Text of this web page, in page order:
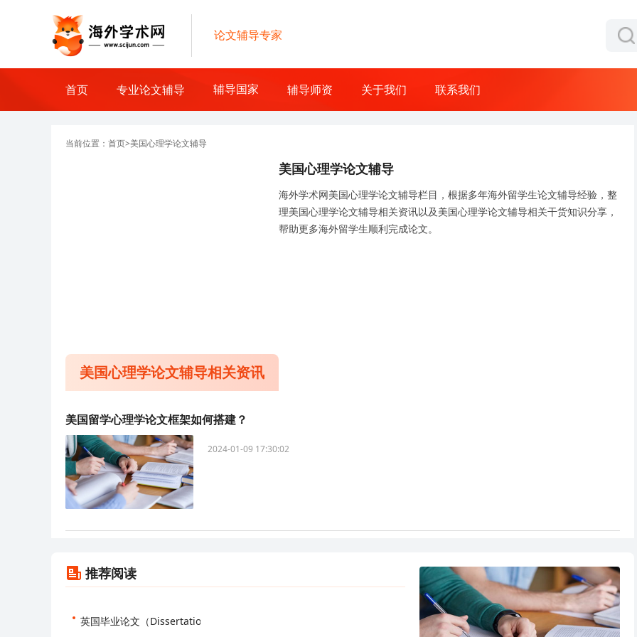
论文辅导专家
首页 专业论文辅导 辅导国家 辅导师资 关于我们 联系我们
当前位置： 首页>美国心理学论文辅导
美国心理学论文辅导
海外学术网美国心理学论文辅导栏目，根据多年海外留学生论文辅导经验，整
理美国心理学论文辅导相关资讯以及美国心理学论文辅导相关干货知识分享，
帮助更多海外留学生顺利完成论文。
美国心理学论文辅导相关资讯
美国留学心理学论文框架如何搭建？
2024-01-09 17:30:02
推荐阅读
英国毕业论文（Dissertation）写作标准结构分享！